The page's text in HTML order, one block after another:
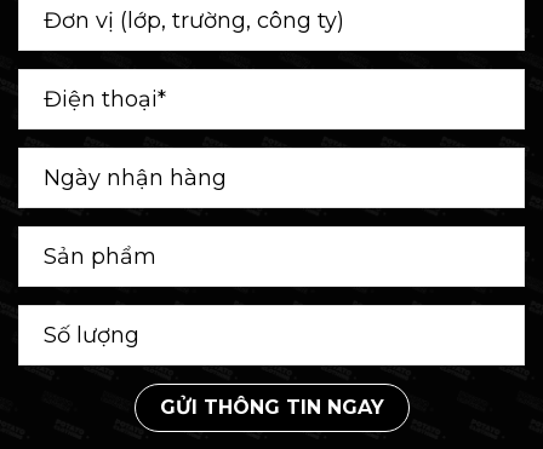
GỬI THÔNG TIN NGAY